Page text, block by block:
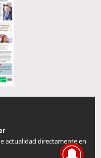
actualidad directamente en